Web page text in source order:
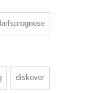
diskover